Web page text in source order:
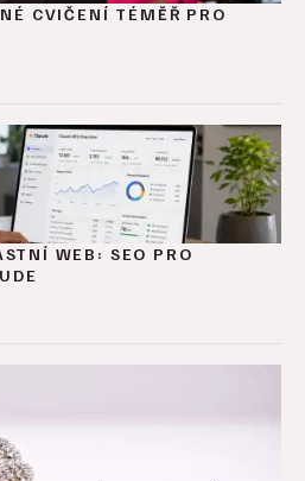
CVIČENÍ TÉMĚŘ PRO
WEB: SEO PRO